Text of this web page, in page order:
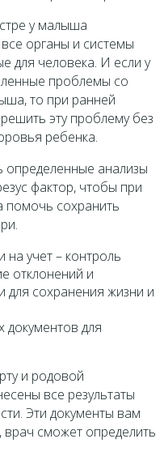
у малыша
органы и системы
для человека. И если у
проблемы со
то при ранней
эту проблему без
ребенка.
определенные анализы
фактор, чтобы при
помочь сохранить
на учет – контроль
отклонений и
для сохранения жизни и
для
и родовой
все результаты
Эти документы вам
сможет определить